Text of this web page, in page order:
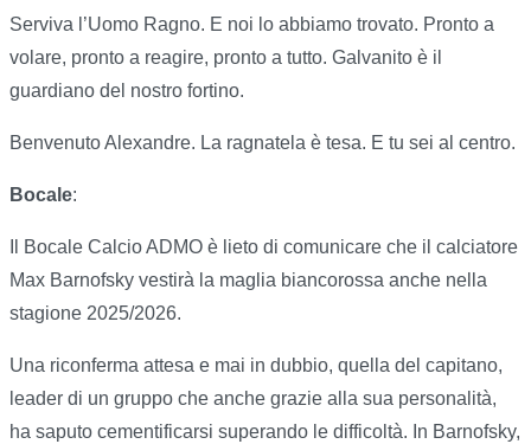
Serviva l’Uomo Ragno. E noi lo abbiamo trovato. Pronto a
volare, pronto a reagire, pronto a tutto. Galvanito è il
guardiano del nostro fortino.
Benvenuto Alexandre. La ragnatela è tesa. E tu sei al centro.
Bocale:
Il Bocale Calcio ADMO è lieto di comunicare che il calciatore
Max Barnofsky vestirà la maglia biancorossa anche nella
stagione 2025/2026.
Una riconferma attesa e mai in dubbio, quella del capitano,
leader di un gruppo che anche grazie alla sua personalità,
ha saputo cementificarsi superando le difficoltà. In Barnofsky,